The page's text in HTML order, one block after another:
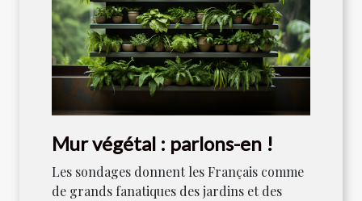
Mur végétal : parlons-en !
Les sondages donnent les Français comme
de grands fanatiques des jardins et des